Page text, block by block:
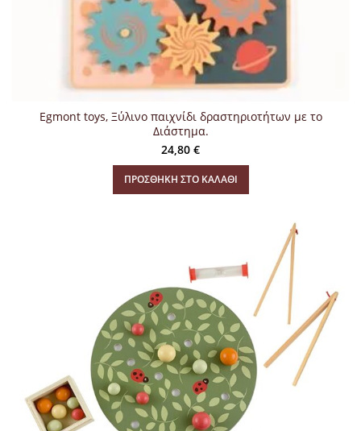
Egmont toys, Ξύλινο παιχνίδι δραστηριοτήτων με το
Διάστημα.
24,80 €
ΠΡΟΣΘΉΚΗ ΣΤΟ ΚΑΛΆΘΙ